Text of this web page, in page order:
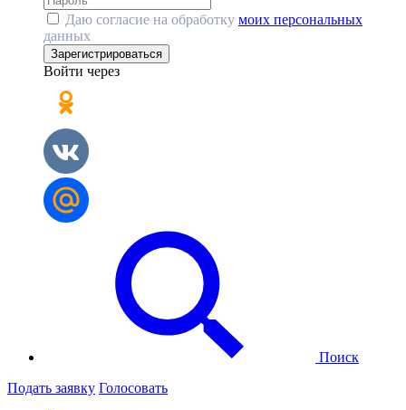
Даю согласие на обработку моих персональных
данных
Зарегистрироваться
Войти через
Поиск
Подать заявку Голосовать